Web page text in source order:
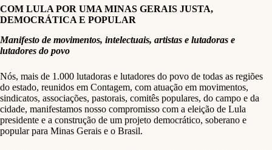
COM LULA POR UMA MINAS GERAIS JUSTA,
DEMOCRÁTICA E POPULAR
Manifesto de movimentos, intelectuais, artistas e lutadoras e
lutadores do povo
Nós, mais de 1.000 lutadoras e lutadores do povo de todas as regiões
do estado, reunidos em Contagem, com atuação em movimentos,
sindicatos, associações, pastorais, comitês populares, do campo e da
cidade, manifestamos nosso compromisso com a eleição de Lula
presidente e a construção de um projeto democrático, soberano e
popular para Minas Gerais e o Brasil.